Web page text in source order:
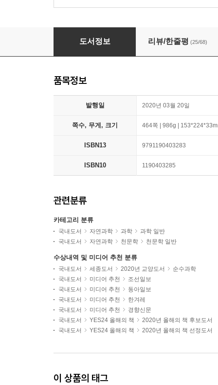
코스모스 : 가능한 세계들
도서정보 리뷰/한줄평 (25/68)
품목정보
발행일 2020년 03월 20일
쪽수, 무게, 크기 464쪽 | 986g |
ISBN13 9791190403283
ISBN10 1190403285
관련분류
카테고리 분류
국내도서 자연과학 과학
과학 일반
국내도서
자연과학 천문학 천문학 일반
수상내역 및 미디어 추천 분류
국내도서 세종도서 2020년 교양도서
순수과학
국내도서
미디어 추천
조선일보
국내도서
미디어 추천
동아일보
국내도서
미디어 추천
한겨레
국내도서
미디어 추천
경향신문
국내도서
YES24 올해의 책
2020년 올해의 책 후보도서
국내도서
YES24 올해의 책 2020년 올해의 책 선정도서
이 상품의 태그